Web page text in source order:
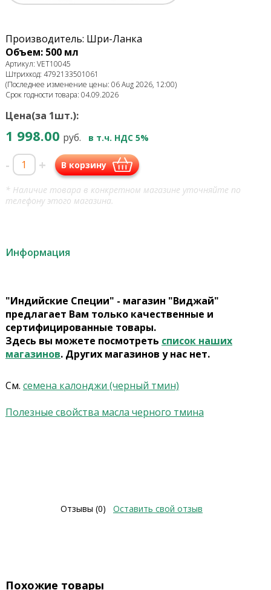
Производитель: Шри-Ланка
Объем: 500 мл
Артикул: VET10045
Штрихкод: 4792133501061
(Последнее изменение цены: 06 Aug 2026, 12:00)
Срок годности товара: 04.09.2026
Цена(за 1шт.):
1 998.00 руб. в т.ч. НДС 5%
- + В корзину
* Наличие товара в конкретном магазине уточняйте по
телефону этого магазина.
Информация
"Индийские Специи" - магазин "Виджай"
предлагает Вам только качественные и
сертифицированные товары.
Здесь вы можете посмотреть список наших
магазинов. Других магазинов у нас нет.
См. семена калонджи (черный тмин)
Полезные свойства масла черного тмина
Отзывы (0) Оставить свой отзыв
Похожие товары